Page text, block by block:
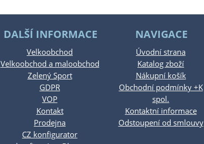
DALŠÍ INFORMACE
Velkoobchod
Velkoobchod a maloobchod
Zelený Sport
GDPR
VOP
Kontakt
Prodejna
CZ konfigurator
NAVIGACE
Úvodní strana
Katalog zboží
Nákupní košík
Obchodní podmínky +K
spol.
Kontaktní informace
Odstoupení od smlouvy